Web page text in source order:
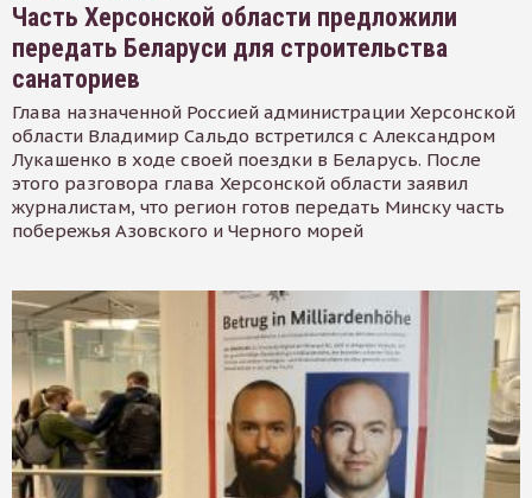
Часть Херсонской области предложили
передать Беларуси для строительства
санаториев
Глава назначенной Россией администрации Херсонской
области Владимир Сальдо встретился с Александром
Лукашенко в ходе своей поездки в Беларусь. После
этого разговора глава Херсонской области заявил
журналистам, что регион готов передать Минску часть
побережья Азовского и Черного морей